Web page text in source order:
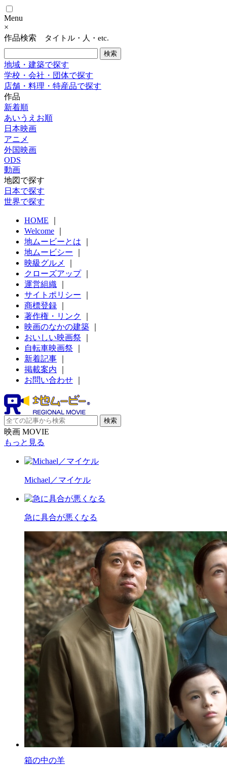
Menu
×
作品検索
タイトル・人・etc.
地域・建築で探す
学校・会社・団体で探す
店舗・料理・特産品で探す
作品
新着順
あいうえお順
日本映画
アニメ
外国映画
ODS
動画
地図で探す
日本で探す
世界で探す
HOME
Welcome
地ムービーとは
地ムービシー
映級グルメ
クローズアップ｜
運営組織
サイトポリシー
商標登録
著作権・リンク
映画のなかの建築
おいしい映画祭
自転車映画祭
新着記事
掲載案内
お問い合わせ
映画 MOVIE
もっと見る
Michael／マイケル
急に具合が悪くなる
箱の中の羊